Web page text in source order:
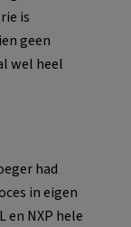
is
geen
wel heel
had
in eigen
en NXP hele